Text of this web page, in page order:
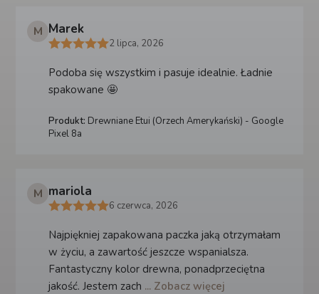
M Marek
2 lipca, 2026
Podoba się wszystkim i pasuje idealnie. Ładnie
spakowane 🤩
Produkt: Drewniane Etui (Orzech Amerykański) - Google
Pixel 8a
M mariola
6 czerwca, 2026
Najpiękniej zapakowana paczka jaką otrzymałam
w życiu, a zawartość jeszcze wspanialsza.
Fantastyczny kolor drewna, ponadprzeciętna
jakość. Jestem zach ... Zobacz więcej